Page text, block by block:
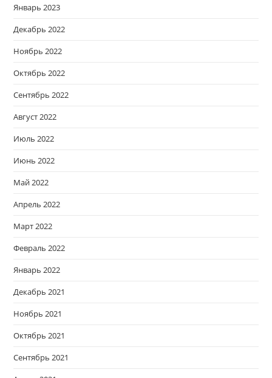
Январь 2023
Декабрь 2022
Ноябрь 2022
Октябрь 2022
Сентябрь 2022
Август 2022
Июль 2022
Июнь 2022
Май 2022
Апрель 2022
Март 2022
Февраль 2022
Январь 2022
Декабрь 2021
Ноябрь 2021
Октябрь 2021
Сентябрь 2021